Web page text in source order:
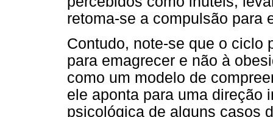
retoma-se a compulsão para
Contudo, note-se que o ciclo
para emagrecer e não à
como um modelo de
ele aponta para uma direção
psicológica de alguns casos